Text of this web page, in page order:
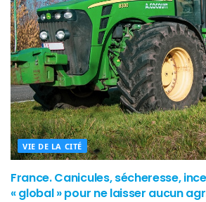
VIE DE LA CITÉ
France. Canicules, sécheresse,
« global » pour ne laisser aucun